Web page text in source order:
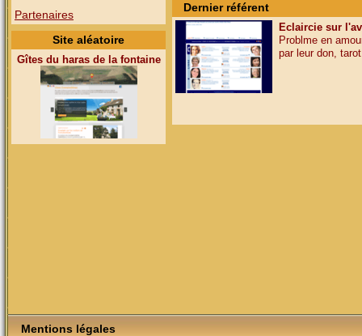
Partenaires
Site aléatoire
Gîtes du haras de la fontaine
Dernier référent
Eclaircie sur
Problme en
par leur don,
Mentions légales